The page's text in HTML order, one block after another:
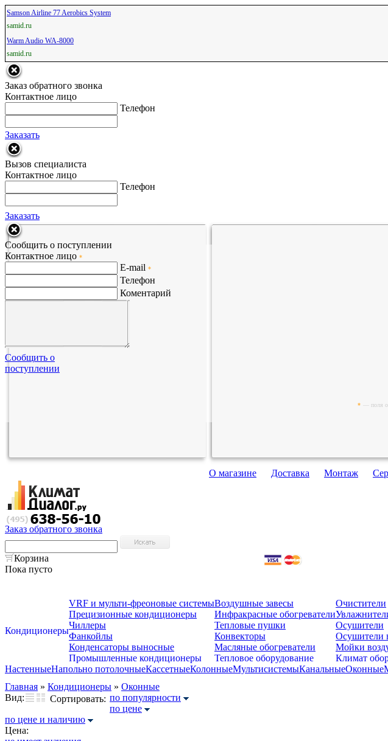
Samson Airline 77 Aerobics System
samid.ru
Warm Audio WA-8000
samid.ru
Заказ обратного звонка
Контактное лицо
Телефон
Заказать
Вызов специалиста
Контактное лицо
Телефон
Заказать
Сообщить о поступлении
Контактное лицо *
E-mail *
Телефон
Коментарий
Сообщить о
поступлении
* — поля
О магазине Доставка Монтаж
Заказ обратного звонка
Корзина
Пока пусто
Кондиционеры
VRF и мульти-фреоновые системы
Прецизионные кондиционеры
Чиллеры
Фанкойлы
Конденсаторы выносные
Промышленные кондиционеры
Воздушные завесы
Инфракрасные обогреватели
Тепловые пушки
Конвекторы
Масляные обогреватели
Тепловое оборудование
Очистители
Осушители
Осушители
Мойки
Климат
НастенныеНапольно потолочныеКассетныеКолонныеМультисистемыКанальныеОконные
Главная » Кондиционеры » Оконные
Вид:
Сортировать: по популярности
по цене
по цене и наличию
Цена: